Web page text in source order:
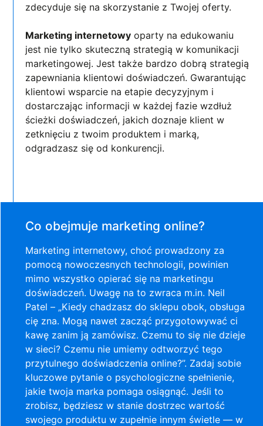
zdecyduje się na skorzystanie z Twojej oferty.
Marketing internetowy oparty na edukowaniu
jest nie tylko skuteczną strategią w komunikacji
marketingowej. Jest także bardzo dobrą strategią
zapewniania klientowi doświadczeń. Gwarantując
klientowi wsparcie na etapie decyzyjnym i
dostarczając informacji w każdej fazie wzdłuż
ścieżki doświadczeń, jakich doznaje klient w
zetknięciu z twoim produktem i marką,
odgradzasz się od konkurencji.
Co obejmuje marketing online?
Marketing internetowy, choć prowadzony za
pomocą nowoczesnych technologii, powinien
mimo wszystko opierać się na marketingu
doświadczeń. Uwagę na to zwraca m.in. Neil
Patel – „Kiedy chadzasz do sklepu obok, obsługa
cię zna. Mogą nawet zacząć przygotowywać ci
kawę zanim ją zamówisz. Czemu to się nie dzieje
w sieci? Czemu nie umiemy odtworzyć tego
przytulnego doświadczenia online?”. Zadaj sobie
kluczowe pytanie o psychologiczne spełnienie,
jakie twoja marka pomaga osiągnąć. Jeśli to
zrobisz, będziesz w stanie dostrzec wartość
swojego produktu w zupełnie innym świetle — w